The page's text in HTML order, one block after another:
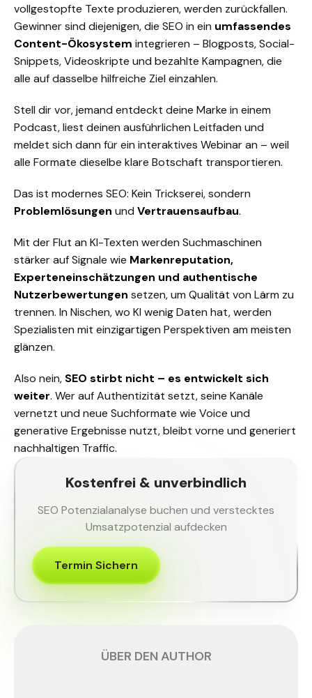
vollgestopfte Texte produzieren, werden zurückfallen.
Gewinner sind diejenigen, die SEO in ein umfassendes
Content-Ökosystem integrieren – Blogposts, Social-
Snippets, Videoskripte und bezahlte Kampagnen, die
alle auf dasselbe hilfreiche Ziel einzahlen.
Stell dir vor, jemand entdeckt deine Marke in einem
Podcast, liest deinen ausführlichen Leitfaden und
meldet sich dann für ein interaktives Webinar an – weil
alle Formate dieselbe klare Botschaft transportieren.
Das ist modernes SEO: Kein Trickserei, sondern
Problemlösungen und Vertrauensaufbau.
Mit der Flut an KI-Texten werden Suchmaschinen
stärker auf Signale wie Markenreputation,
Experteneinschätzungen und authentische
Nutzerbewertungen setzen, um Qualität von Lärm zu
trennen. In Nischen, wo KI wenig Daten hat, werden
Spezialisten mit einzigartigen Perspektiven am meisten
glänzen.
Also nein, SEO stirbt nicht – es entwickelt sich
weiter. Wer auf Authentizität setzt, seine Kanäle
vernetzt und neue Suchformate wie Voice und
generative Ergebnisse nutzt, bleibt vorne und generiert
nachhaltigen Traffic.
Kostenfrei & unverbindlich
SEO Potenzialanalyse buchen und verstecktes
Umsatzpotenzial aufdecken
Termin Sichern
ÜBER DEN AUTHOR